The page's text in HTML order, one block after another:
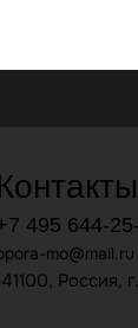
495 644-
mo@mail.ru
Россия,